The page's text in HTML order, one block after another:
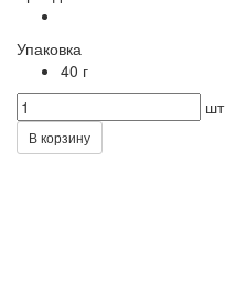
Упаковка
40 г
шт
В корзину